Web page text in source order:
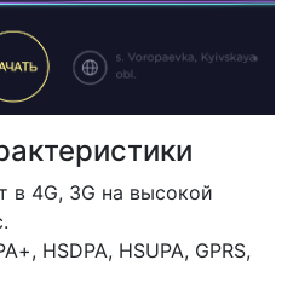
в 4G, 3G на высокой
HSDPA, HSUPA, GPRS,